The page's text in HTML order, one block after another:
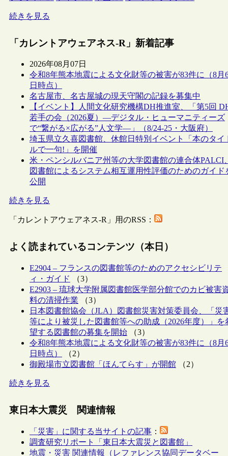
続きを見る
「カレントアウェアネス-R」新着記事
2026年08月07日
令和8年熊本地震による文化財等の被害が83件に（8月
日時点）
名古屋市、名古屋城の現天守閣の記録を募集中
【イベント】人間文化研究機構DH推進室、「第5回
若手の会（2026夏）―デジタル・ヒューマニティーズ
で“繋がる×広がる”人文学―」（8/24-25・大阪府）
埼玉県立久喜図書館、休館日特別イベント「本のタイ
ルで一句!」を開催
米・ペンシルバニア州等の大学図書館の連合体PALCI、
図書館によるシステム相互運用性評価のためのガイド
公開
続きを見る
「カレントアウェアネス-R」用のRSS：
よく読まれているコンテンツ（本日）
E2904 – フランスの図書館等のためのアクセシビリテ
ィ・ガイド
（3）
E2903 – 琉球大学附属図書館医学部分館でのカビ被害
料の清掃作業 （3）
日本図書館協会（JLA）図書館災害対策委員会、「災
等により被災した図書館等への助成（2026年度）」を
望する図書館の募集を開始 （3）
令和8年熊本地震による文化財等の被害が83件に（8月
日時点）
（2）
御殿場市立図書館「ほんてらす」が開館 （2）
続きを見る
東日本大震災 関連情報
「災害」に関する当サイトの記事 ：
調査研究リポート「東日本大震災と図書館」
地震・災害 関連情報（レファレンス協同データベー